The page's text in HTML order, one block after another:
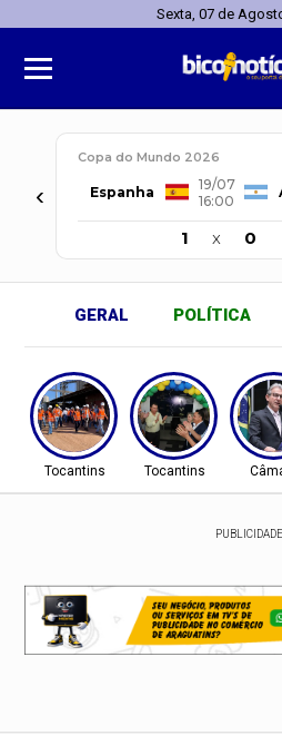
Sexta, 07 de
‹
Copa do Mundo 2026
Espanha
19/07
16:00
1 x 0
GERAL POLÍTICA
Tocantins Tocantins
PUBLICIDADE